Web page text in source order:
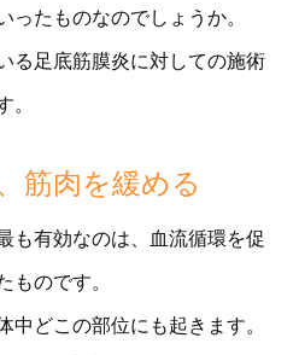
ったものなのでしょうか。
る足底筋膜炎に対しての施術
。
筋肉を緩める
も有効なのは、血流循環を促
ものです。
中どこの部位にも起きます。